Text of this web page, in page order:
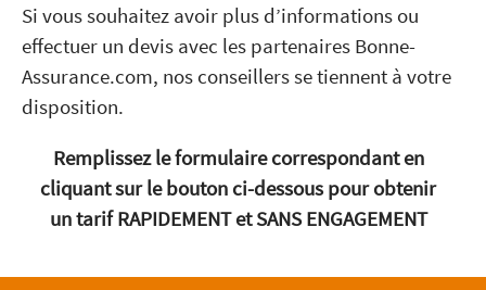
Si vous souhaitez avoir plus d’informations ou
effectuer un devis avec les partenaires Bonne-
Assurance.com, nos conseillers se tiennent à votre
disposition.
Remplissez le formulaire correspondant en
cliquant sur le bouton ci-dessous pour obtenir
un tarif RAPIDEMENT et SANS ENGAGEMENT